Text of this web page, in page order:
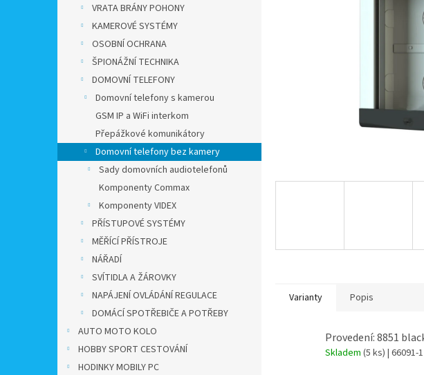
VRATA BRÁNY POHONY
KAMEROVÉ SYSTÉMY
OSOBNÍ OCHRANA
ŠPIONÁŽNÍ TECHNIKA
DOMOVNÍ TELEFONY
Domovní telefony s kamerou
GSM IP a WiFi interkom
Přepážkové komunikátory
Domovní telefony bez kamery
Sady domovních audiotelefonů
Komponenty Commax
Komponenty VIDEX
PŘÍSTUPOVÉ SYSTÉMY
MĚŘÍCÍ PŘÍSTROJE
NÁŘADÍ
SVÍTIDLA A ŽÁROVKY
NAPÁJENÍ OVLÁDÁNÍ REGULACE
DOMÁCÍ SPOTŘEBIČE A POTŘEBY
AUTO MOTO KOLO
HOBBY SPORT CESTOVÁNÍ
HODINKY MOBILY PC
Varianty Popis
Provedení: 8851
Skladem (5 ks) | 66091-1